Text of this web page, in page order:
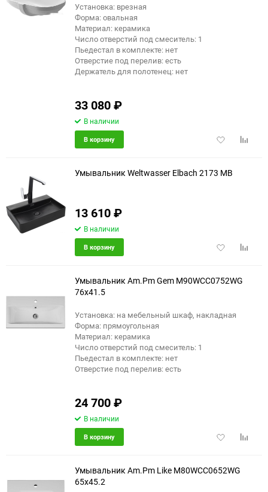
Установка: врезная
Форма: овальная
Материал: керамика
Число отверстий под смеситель: 1
Пьедестал в комплекте: нет
Отверстие под перелив: есть
Держатель для полотенец: нет
33 080₽
В наличии
Добавить
В корзину
Умывальник Weltwasser Elbach 2173 MB
13 610₽
В наличии
Добавить
В корзину
Умывальник Am.Pm Gem M90WCC0752WG
76x41.5
Установка: на мебельный шкаф, накладная
Форма: прямоугольная
Материал: керамика
Число отверстий под смеситель: 1
Пьедестал в комплекте: нет
Отверстие под перелив: есть
24 700₽
В наличии
Добавить
В корзину
Умывальник Am.Pm Like M80WCC0652WG
65x45.2